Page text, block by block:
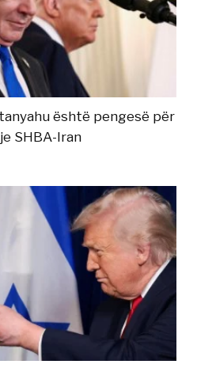
është pengesë për
SHBA-Iran